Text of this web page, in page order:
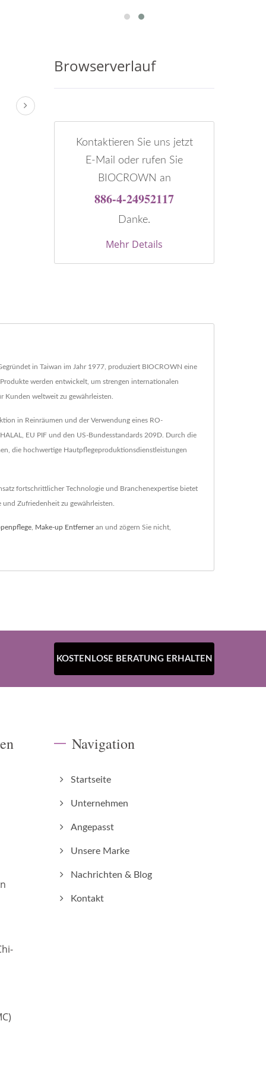
Browserverlauf
Kontaktieren Sie uns jetzt
E-Mail oder rufen Sie
BIOCROWN an
886-4-24952117
Danke.
Mehr Details
in Taiwan im Jahr 1977, produziert BIOCROWN eine
werden entwickelt, um strengen internationalen
Kunden weltweit zu gewährleisten.
in Reinräumen und der Verwendung eines RO-
EU PIF und den US-Bundesstandards 209D. Durch die
die hochwertige Hautpflegeproduktionsdienstleistungen
fortschrittlicher Technologie und Branchenexpertise bietet
Zufriedenheit zu gewährleisten.
Make-up Entferneran und zögern Sie nicht,
KOSTENLOSE BERATUNG ERHALTEN
Navigation
Startseite
Unternehmen
Angepasst
Unsere Marke
Nachrichten & Blog
Kontakt